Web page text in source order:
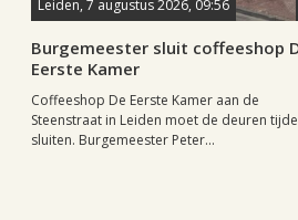
Leiden, 7 augustus 2026, 09:56
Burgemeester sluit coffeeshop
Eerste Kamer
Coffeeshop De Eerste Kamer aan de
Steenstraat in Leiden moet de deuren
sluiten. Burgemeester Peter...